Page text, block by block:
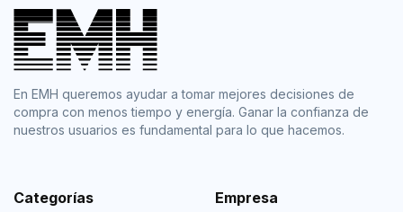
En EMH queremos ayudar a tomar mejores decisiones de
compra con menos tiempo y energía. Ganar la confianza de
nuestros usuarios es fundamental para lo que hacemos.
Categorías Empresa